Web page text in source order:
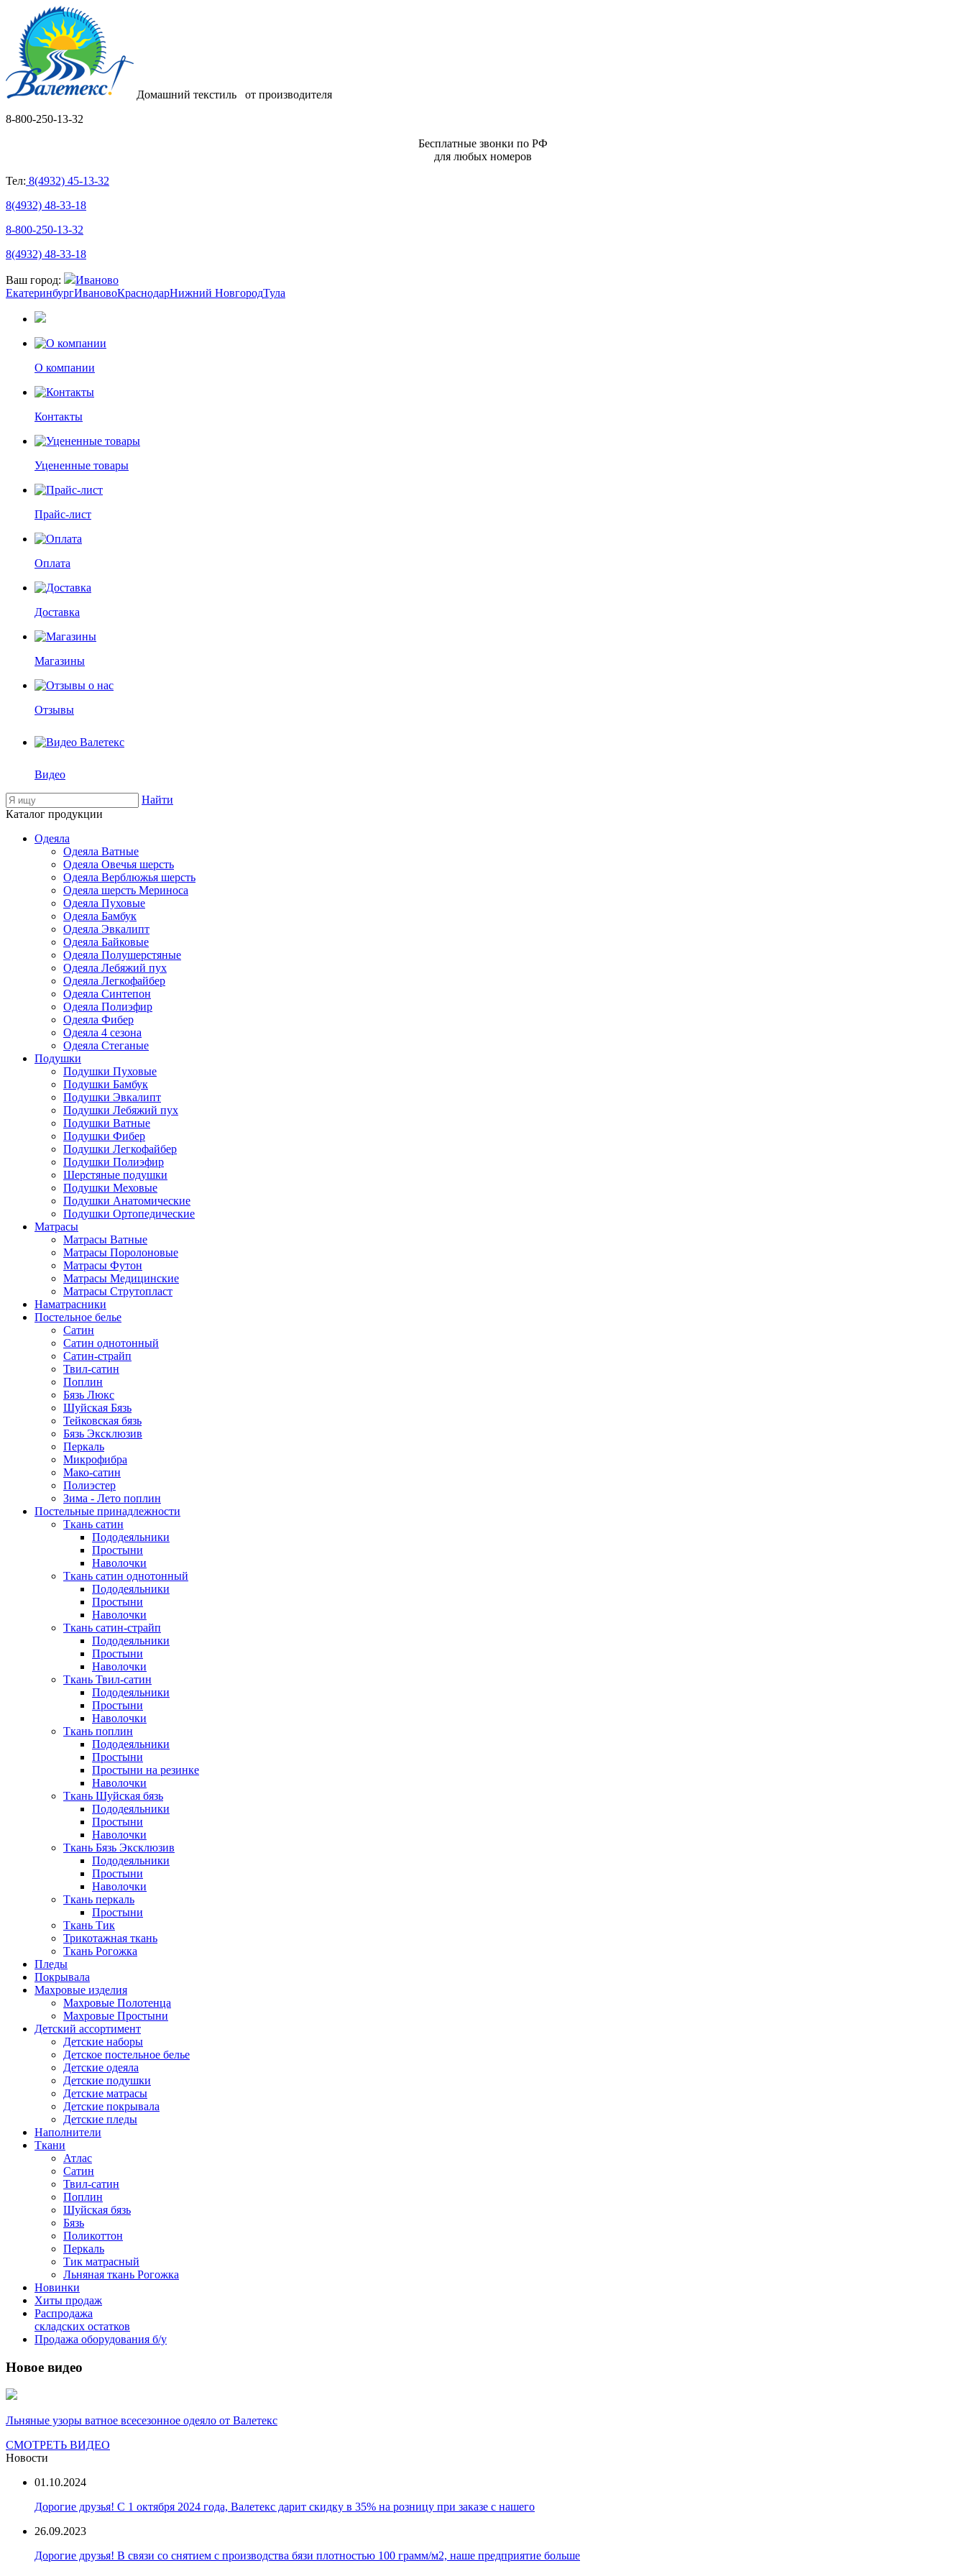
Домашний текстиль от производителя
8-800-250-13-32
Бесплатные звонки по РФ
для любых номеров
Тел: 8(4932) 45-13-32
8(4932) 48-33-18
8-800-250-13-32
8(4932) 48-33-18
Ваш город:
Иваново
ЕкатеринбургИвановоКраснодарНижний НовгородТула
О компании
Контакты
Уцененные товары
Прайс-лист
Оплата
Доставка
Магазины
Отзывы
Видео
Найти
Каталог продукции
Одеяла
Одеяла Ватные
Одеяла Овечья шерсть
Одеяла Верблюжья шерсть
Одеяла шерсть Мериноса
Одеяла Пуховые
Одеяла Бамбук
Одеяла Эвкалипт
Одеяла Байковые
Одеяла Полушерстяные
Одеяла Лебяжий пух
Одеяла Легкофайбер
Одеяла Синтепон
Одеяла Полиэфир
Одеяла Фибер
Одеяла 4 сезона
Одеяла Стеганые
Подушки
Подушки Пуховые
Подушки Бамбук
Подушки Эвкалипт
Подушки Лебяжий пух
Подушки Ватные
Подушки Фибер
Подушки Легкофайбер
Подушки Полиэфир
Шерстяные подушки
Подушки Меховые
Подушки Анатомические
Подушки Ортопедические
Матрасы
Матрасы Ватные
Матрасы Поролоновые
Матрасы Футон
Матрасы Медицинские
Матрасы Струтопласт
Наматрасники
Постельное белье
Сатин
Сатин однотонный
Сатин-страйп
Твил-сатин
Поплин
Бязь Люкс
Шуйская Бязь
Тейковская бязь
Бязь Эксклюзив
Перкаль
Микрофибра
Мако-сатин
Полиэстер
Зима - Лето поплин
Постельные принадлежности
Ткань сатин
Пододеяльники
Простыни
Наволочки
Ткань сатин однотонный
Пододеяльники
Простыни
Наволочки
Ткань сатин-страйп
Пододеяльники
Простыни
Наволочки
Ткань Твил-сатин
Пододеяльники
Простыни
Наволочки
Ткань поплин
Пододеяльники
Простыни
Простыни на резинке
Наволочки
Ткань Шуйская бязь
Пододеяльники
Простыни
Наволочки
Ткань Бязь Эксклюзив
Пододеяльники
Простыни
Наволочки
Ткань перкаль
Простыни
Ткань Тик
Трикотажная ткань
Ткань Рогожка
Пледы
Покрывала
Махровые изделия
Махровые Полотенца
Махровые Простыни
Детский ассортимент
Детские наборы
Детское постельное белье
Детские одеяла
Детские подушки
Детские матрасы
Детские покрывала
Детские пледы
Наполнители
Ткани
Атлас
Сатин
Твил-сатин
Поплин
Шуйская бязь
Бязь
Поликоттон
Перкаль
Тик матрасный
Льняная ткань Рогожка
Новинки
Хиты продаж
Распродажа
складских остатков
Продажа оборудования б/у
Новое видео
Льняные узоры ватное всесезонное одеяло от Валетекс
СМОТРЕТЬ ВИДЕО
Новости
01.10.2024
Дорогие друзья! С 1 октября 2024 года, Валетекс дарит скидку в 35% на розницу при заказе с нашего
26.09.2023
Дорогие друзья! В связи со снятием с производства бязи плотностью 100 грамм/м2, наше предприятие больше